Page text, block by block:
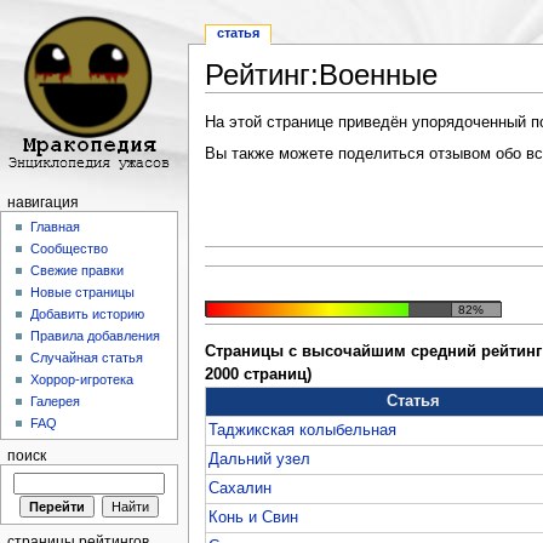
Рейтинг:Военные
На этой странице приведён упорядоченный
Вы также можете поделиться отзывом обо
82%
Страницы с высочайшим средний
2000 страниц)
Статья
Таджикская колыбельная
Дальний узел
Сахалин
Конь и Свин
статья
навигация
Главная
Сообщество
Свежие правки
Новые страницы
Добавить историю
Правила добавления
Случайная статья
Хоррор-игротека
Галерея
FAQ
поиск